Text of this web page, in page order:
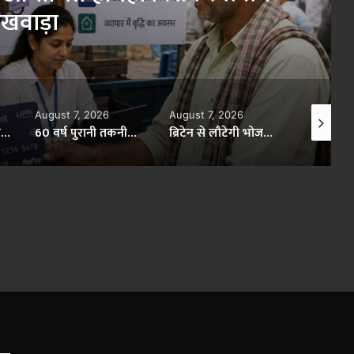
मुख्यमंत्री डॉ. यादव की गरिमामयी उपस्थिति में मध्यप्रदेश पर्यटन बोर्ड और टाटा स्ट्राइव के मध्य हुआ एमओयू
August 7, 2026
60 वर्ष पुरानी तकनीकी समस्या का हुआ समाधान: इंदौर के 132 केवी चंबल सब स्टेशन में 33 केवी फीडरों को किया गया अंडरग्राउंड
August 7, 2026
ब्रिटेन से लौटेगी भोजशाला की वाग्देवी प्रतिमा, 11वीं शताब्दी की धरोहर की वापसी के लिए भारत के प्रयास तेज